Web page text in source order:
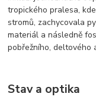
tropického pralesa,
stromů, zachycovala
materiál a následně
pobřežního, deltového
Stav a optika